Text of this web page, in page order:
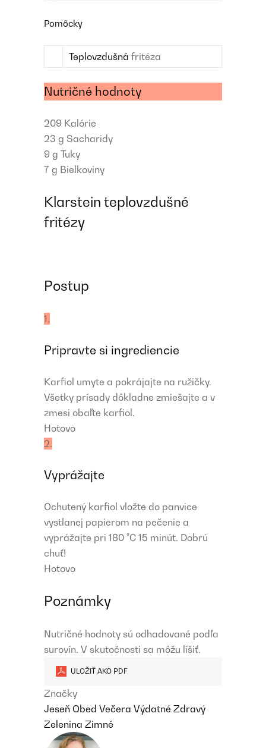
Pomôcky
Teplovzdušná fritéza
Nutričné hodnoty
209 Kalórie
23 g Sacharidy
9 g Tuky
7 g Bielkoviny
Klarstein teplovzdušné
fritézy
Postup
1.
Pripravte si ingrediencie
Karfiol umyte a pokrájajte na ružičky.
Všetky prísady dôkladne zmiešajte a v
zmesi obaľte karfiol.
Hotovo
2.
Vyprážajte
Ochutený karfiol vložte do panvice
vystlanej papierom na pečenie a
vyprážajte pri 180 °C 15 minút. Dobrú
chuť!
Hotovo
Poznámky
Nutričné hodnoty sú odhadované podľa
surovín. V skutočnosti sa môžu líšiť.
ULOŽIŤ AKO PDF
Značky
Jeseň Obed Večera Výdatné Zdravý
Zelenina Zimné